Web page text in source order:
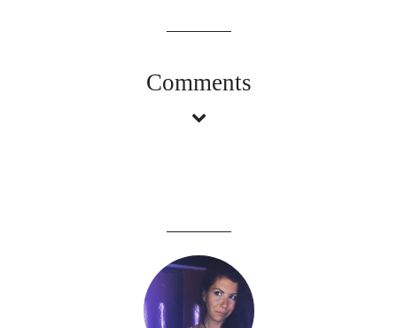
Comments